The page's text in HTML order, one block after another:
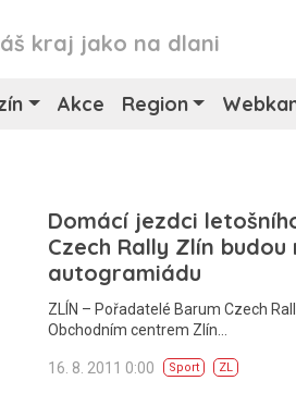
kraj jako na dlani
Akce Region
Domácí jezdci
Czech Rally Zlín
autogramiádu
ZLÍN – Pořadatelé Barum Czech
Obchodním centrem Zlín…
16. 8. 2011 0:00 Sport ZL